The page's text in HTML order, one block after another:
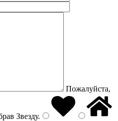
Пожалуйста,
Звезду.